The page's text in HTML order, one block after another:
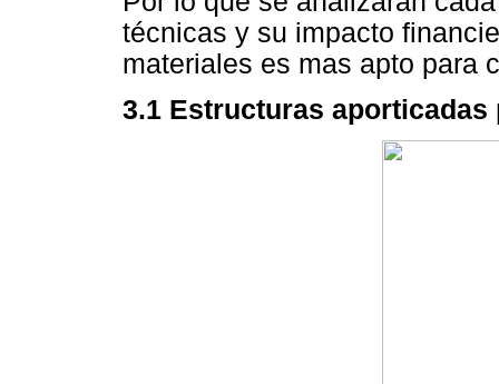
técnicas y su impacto
materiales es mas apto para
3.1 Estructuras